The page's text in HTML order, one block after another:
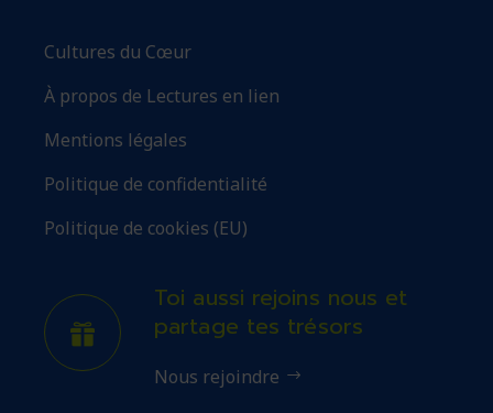
Cultures du Cœur
À propos de Lectures en lien
Mentions légales
Politique de confidentialité
Politique de cookies (EU)
Toi aussi rejoins nous et
partage tes trésors
Nous rejoindre